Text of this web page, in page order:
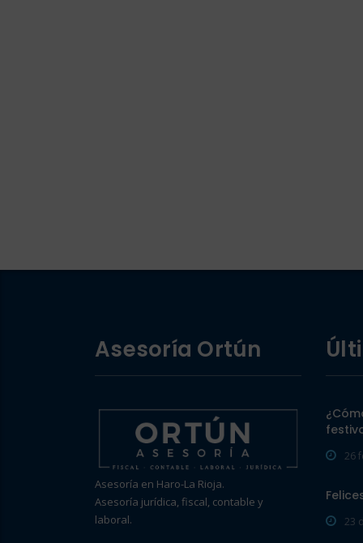
Asesoría Ortún
Asesoría en Haro-La Rioja.
Asesoría jurídica, fiscal, contable y
laboral.
26
23